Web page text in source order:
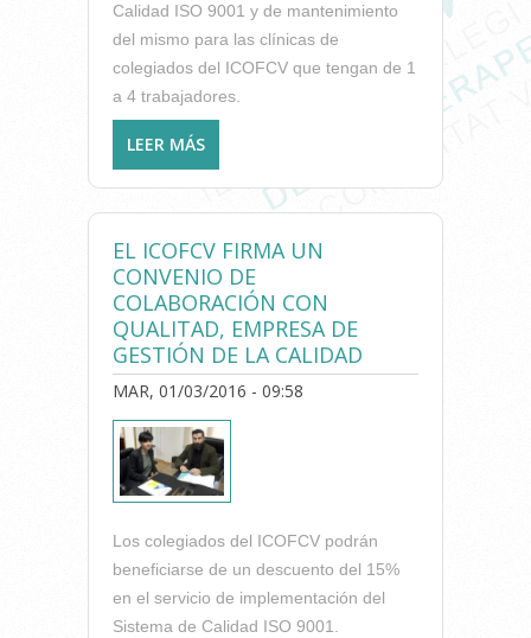
Calidad ISO 9001 y de mantenimiento
del mismo para las clínicas de
colegiados del ICOFCV que tengan de 1
a 4 trabajadores.
LEER MÁS
GESTIÓN DE LA CALIDAD,
QUALITAD, AMPLÍA SUS
COLEGIADOS DEL ICOFCV
EL ICOFCV FIRMA UN
CONVENIO DE
COLABORACIÓN CON
QUALITAD, EMPRESA DE
GESTIÓN DE LA CALIDAD
MAR, 01/03/2016 - 09:58
Los colegiados del ICOFCV podrán
beneficiarse de un descuento del 15%
en el servicio de implementación del
Sistema de Calidad ISO 9001.